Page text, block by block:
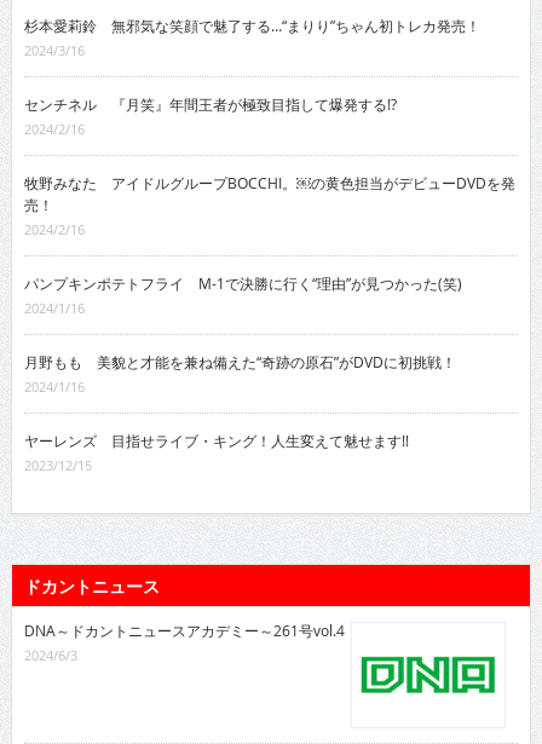
杉本愛莉鈴 無邪気な笑顔で魅了する…“まりり”ちゃん初トレカ発売！
2024/3/16
センチネル 『月笑』年間王者が極致目指して爆発する!?
2024/2/16
牧野みなた アイドルグループBOCCHI。￼の黄色担当がデビューDVDを発
売！
2024/2/16
パンプキンポテトフライ M-1で決勝に行く“理由”が見つかった(笑)
2024/1/16
月野もも 美貌と才能を兼ね備えた“奇跡の原石”がDVDに初挑戦！
2024/1/16
ヤーレンズ 目指せライブ・キング！人生変えて魅せます!!
2023/12/15
ドカントニュース
DNA～ドカントニュースアカデミー～261号vol.4
2024/6/3